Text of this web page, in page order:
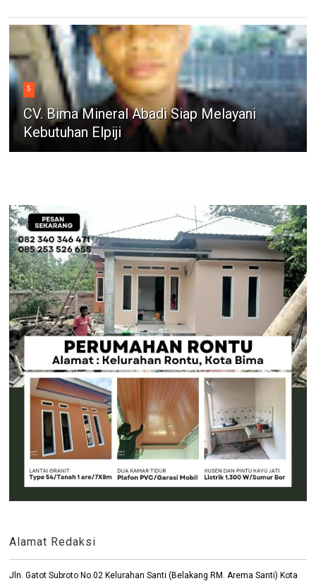
5
CV. Bima Mineral Abadi Siap Melayani
Kebutuhan Elpiji
Alamat Redaksi
Jln. Gatot Subroto No.02 Kelurahan Santi (Belakang RM. Arema Santi) Kota